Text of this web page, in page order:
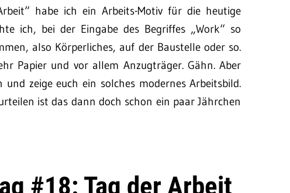
habe ich ein Arbeits-Motiv für die heutige
ich, bei der Eingabe des Begriffes „Work“ so
also Körperliches, auf der Baustelle oder so.
Papier und vor allem Anzugträger. Gähn. Aber
zeige euch ein solches modernes Arbeitsbild.
ist das dann doch schon ein paar Jährchen
#18: Tag der Arbeit